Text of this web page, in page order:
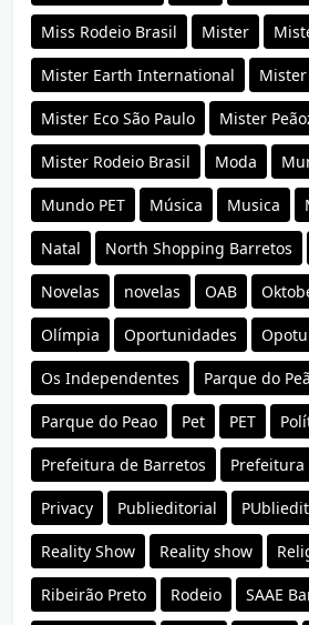
Miss Rodeio Brasil Mister
Mister Earth International Mister
Mister Eco São Paulo Mister
Mister Rodeio Brasil Moda
Mundo PET Música Musica
Natal North Shopping Barretos
Novelas novelas OAB
Olímpia Oportunidades
Os Independentes Parque do
Parque do Peao Pet PET
Prefeitura de Barretos Prefeitura
Privacy Publieditorial
Reality Show Reality show
Ribeirão Preto Rodeio SAAE